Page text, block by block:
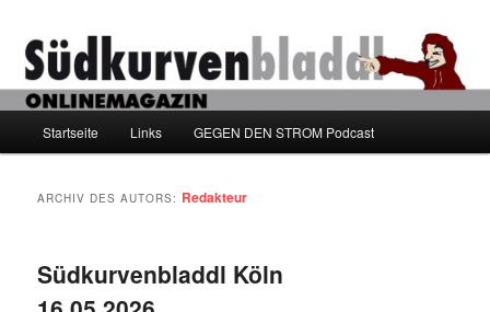
Startseite Links GEGEN DEN STROM Podcast
ARCHIV DES AUTORS: Redakteur
Südkurvenbladdl Köln